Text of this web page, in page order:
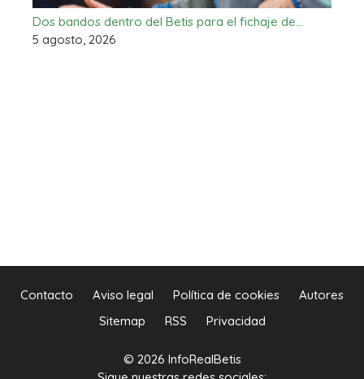
Dos bandos dentro del Betis para el fichaje de…
5 agosto, 2026
Contacto Aviso legal Política de cookies
Autores
Sitemap
RSS Privacidad
© 2026 InfoRealBetis